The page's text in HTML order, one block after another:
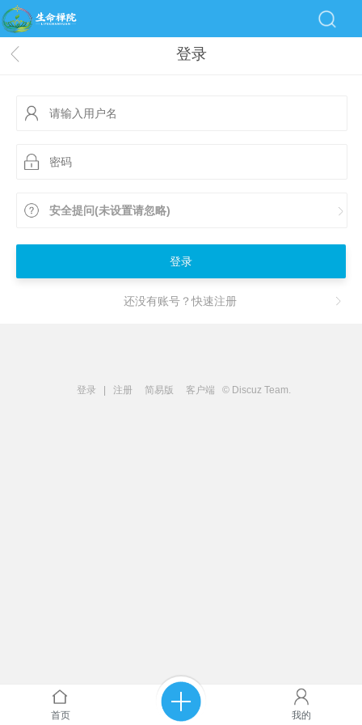
登录
安全提问(未设置请忽略)
登录
还没有账号？快速注册
登录 注册 简易版 客户端 © Discuz Team.
首页 我的